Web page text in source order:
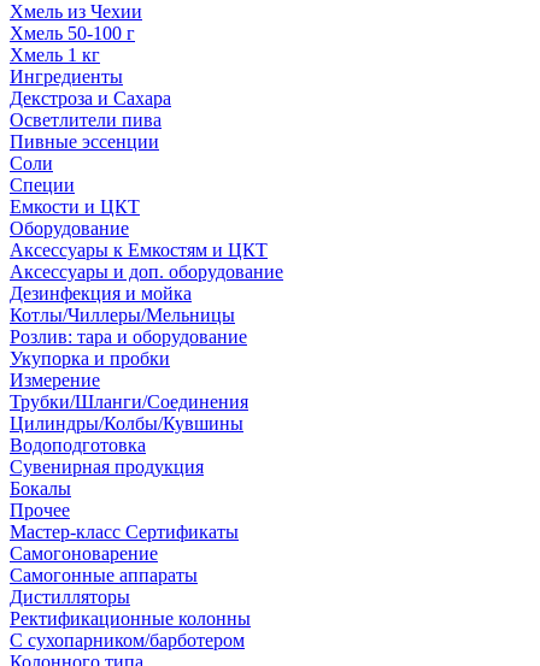
Хмель из Чехии
Хмель 50-100 г
Хмель 1 кг
Ингредиенты
Декстроза и Сахара
Осветлители пива
Пивные эссенции
Соли
Специи
Емкости и ЦКТ
Оборудование
Аксессуары к Емкостям и ЦКТ
Аксессуары и доп. оборудование
Дезинфекция и мойка
Котлы/Чиллеры/Мельницы
Розлив: тара и оборудование
Укупорка и пробки
Измерение
Трубки/Шланги/Соединения
Цилиндры/Колбы/Кувшины
Водоподготовка
Сувенирная продукция
Бокалы
Прочее
Мастер-класс Сертификаты
Самогоноварение
Самогонные аппараты
Дистилляторы
Ректификационные колонны
С сухопарником/барботером
Колонного типа